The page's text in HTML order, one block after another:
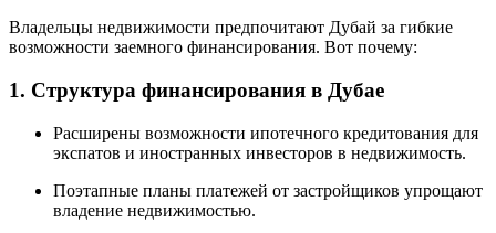
Владельцы недвижимости предпочитают Дубай за гибкие
возможности заемного финансирования. Вот почему:
1. Структура финансирования в Дубае
Расширены возможности ипотечного кредитования для
экспатов и иностранных инвесторов в недвижимость.
Поэтапные планы платежей от застройщиков упрощают
владение недвижимостью.